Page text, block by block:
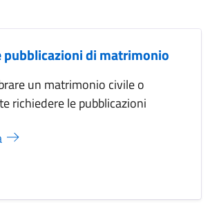
pubblicazioni di matrimonio
un matrimonio civile o
richiedere le pubblicazioni